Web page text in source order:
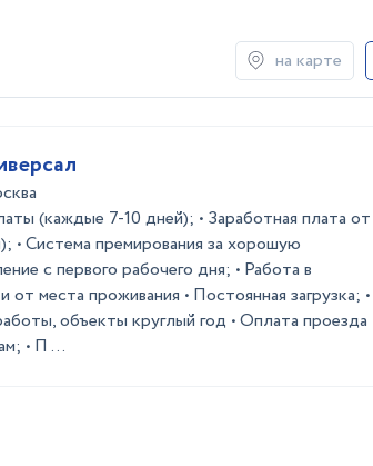
на карте
(каждые 7-10 дней); • Заработная плата от
• Система премирования за хорошую
с первого рабочего дня; • Работа в
от места проживания • Постоянная загрузка; •
объекты круглый год • Оплата проезда
• П ...